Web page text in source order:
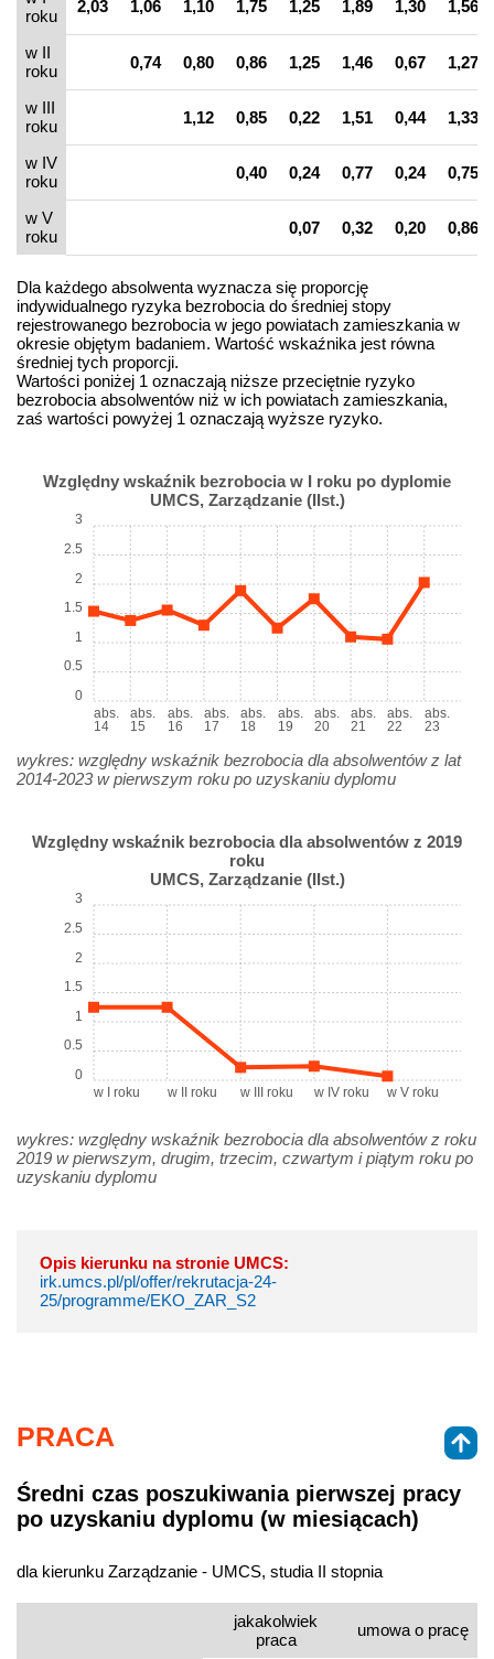
roku
2,03 1,06 1,10 1,75 1,25 1,89 1,30 1,56
w II
roku
0,74 0,80 0,86 1,25 1,46 0,67 1,27
w III
roku
1,12 0,85 0,22 1,51 0,44 1,33
w IV
roku
0,40 0,24 0,77 0,24 0,75
w V
roku
0,07 0,32 0,20 0,86
Dla każdego absolwenta wyznacza się proporcję
indywidualnego ryzyka bezrobocia do średniej stopy
rejestrowanego bezrobocia w jego powiatach zamieszkania w
okresie objętym badaniem. Wartość wskaźnika jest równa
średniej tych proporcji.
Wartości poniżej 1 oznaczają niższe przeciętnie ryzyko
bezrobocia absolwentów niż w ich powiatach zamieszkania,
zaś wartości powyżej 1 oznaczają wyższe ryzyko.
Względny wskaźnik bezrobocia w I roku po dyplomie
UMCS, Zarządzanie (IIst.)
abs.
14
abs.
15
abs.
16
abs.
17
abs.
18
abs.
19
abs.
20
abs.
21
abs.
22
abs.
23
0
0.5
1
1.5
2
2.5
3
wykres: względny wskaźnik bezrobocia dla absolwentów z lat
2014-2023 w pierwszym roku po uzyskaniu dyplomu
Względny wskaźnik bezrobocia dla absolwentów z 2019
roku
UMCS, Zarządzanie (IIst.)
w I roku w II roku w III roku w IV roku w V roku
0
0.5
1
1.5
2
2.5
3
wykres: względny wskaźnik bezrobocia dla absolwentów z roku
2019 w pierwszym, drugim, trzecim, czwartym i piątym roku po
uzyskaniu dyplomu
Opis kierunku na stronie UMCS:
irk.umcs.pl/pl/offer/rekrutacja-24-
25/programme/EKO_ZAR_S2
PRACA
Średni czas poszukiwania pierwszej pracy
po uzyskaniu dyplomu (w miesiącach)
dla kierunku Zarządzanie - UMCS, studia II stopnia
jakakolwiek
praca
umowa o pracę